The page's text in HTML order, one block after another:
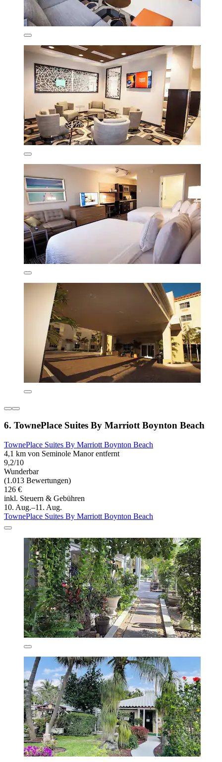
6. TownePlace Suites By Marriott Boynton Beach
TownePlace Suites By Marriott Boynton Beach
4,1 km von Seminole Manor entfernt
9,2/10
Wunderbar
(1.013 Bewertungen)
126 €
inkl. Steuern & Gebühren
10. Aug.–11. Aug.
TownePlace Suites By Marriott Boynton Beach